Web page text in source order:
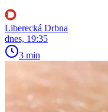
Liberecká Drbna
dnes, 19:35
3 min